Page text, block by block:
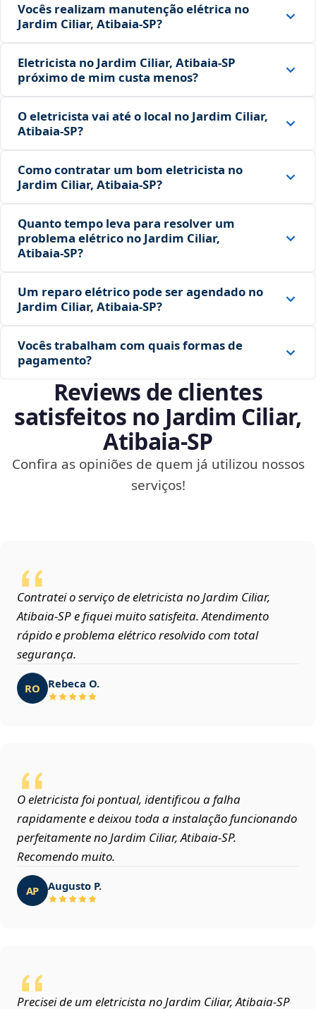
Vocês realizam manutenção elétrica no
Jardim Ciliar, Atibaia‑SP?
Eletricista no Jardim Ciliar, Atibaia‑SP
próximo de mim custa menos?
O eletricista vai até o local no Jardim Ciliar,
Atibaia‑SP?
Como contratar um bom eletricista no
Jardim Ciliar, Atibaia‑SP?
Quanto tempo leva para resolver um
problema elétrico no Jardim Ciliar,
Atibaia‑SP?
Um reparo elétrico pode ser agendado no
Jardim Ciliar, Atibaia‑SP?
Vocês trabalham com quais formas de
pagamento?
Reviews de clientes
satisfeitos no Jardim Ciliar,
Atibaia‑SP
Confira as opiniões de quem já utilizou nossos
serviços!
Contratei o serviço de eletricista no Jardim Ciliar,
Atibaia‑SP e fiquei muito satisfeita. Atendimento
rápido e problema elétrico resolvido com total
segurança.
RO Rebeca O.
O eletricista foi pontual, identificou a falha
rapidamente e deixou toda a instalação funcionando
perfeitamente no Jardim Ciliar, Atibaia‑SP.
Recomendo muito.
AP Augusto P.
Precisei de um eletricista no Jardim Ciliar, Atibaia‑SP